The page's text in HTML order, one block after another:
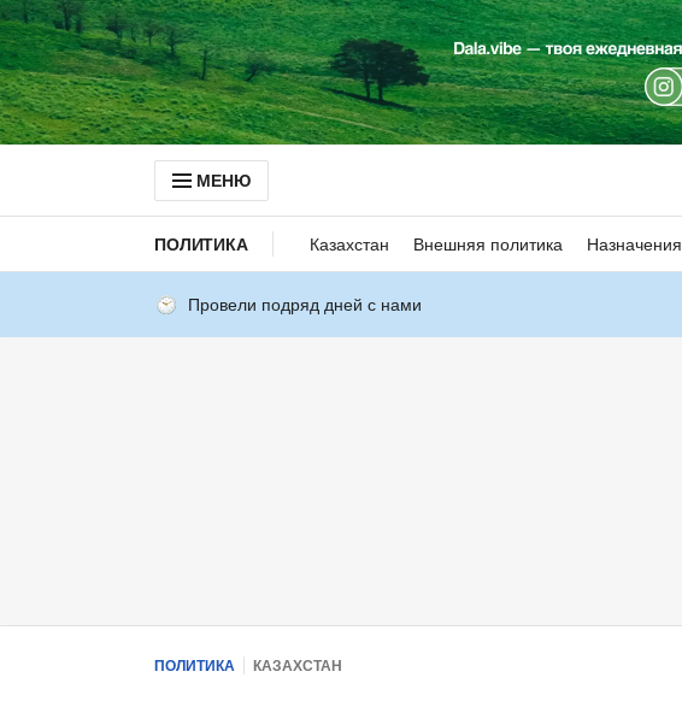
МЕНЮ
ПОЛИТИКА Казахстан Внешняя политика Назначения
Провели подряд дней с нами
ПОЛИТИКА КАЗАХСТАН